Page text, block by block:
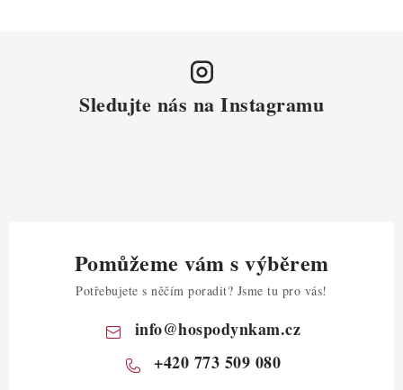
Sledujte nás na Instagramu
Pomůžeme vám s výběrem
Potřebujete s něčím poradit? Jsme tu pro vás!
info@hospodynkam.cz
+420 773 509 080